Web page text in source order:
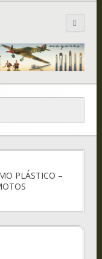
PLÁSTICO –